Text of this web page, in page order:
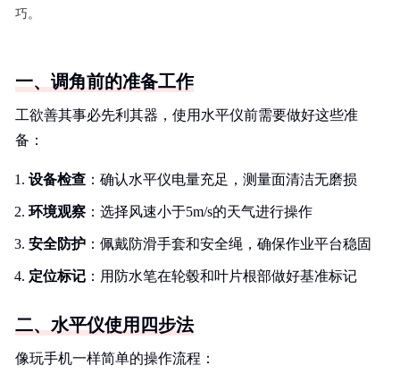
巧。
一、调角前的准备工作
工欲善其事必先利其器，使用水平仪前需要做好这些准
备：
设备检查 ：确认水平仪电量充足，测量面清洁无磨损
环境观察 ：选择风速小于5m/s的天气进行操作
安全防护 ：佩戴防滑手套和安全绳，确保作业平台稳固
定位标记 ：用防水笔在轮毂和叶片根部做好基准标记
二、水平仪使用四步法
像玩手机一样简单的操作流程：